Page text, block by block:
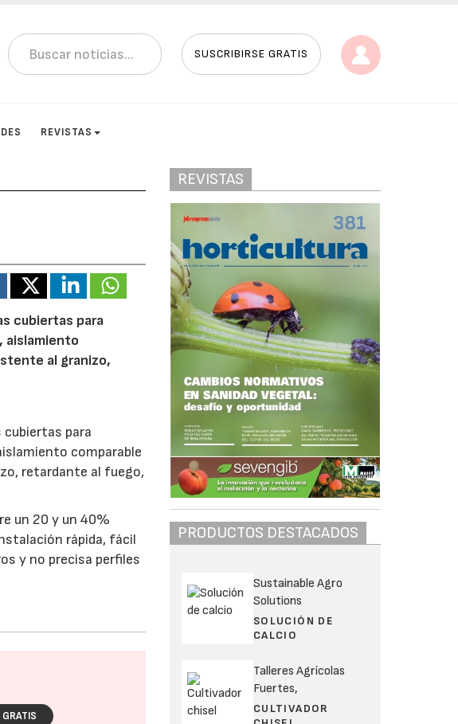
SUSCRIBIRSE GRATIS
REVISTAS
cubiertas para
aislamiento
al granizo,
cubiertas para
comparable
retardante al fuego,
un 20 y un 40%
rápida, fácil
y no precisa perfiles
REVISTAS
PRODUCTOS DESTACADOS
Sustainable Agro
Solutions
SOLUCIÓN DE
CALCIO
Talleres Agrícolas
Fuertes,
CULTIVADOR